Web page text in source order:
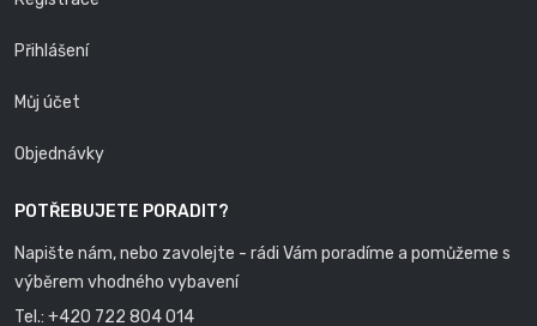
Přihlášení
Můj účet
Objednávky
POTŘEBUJETE PORADIT?
Napište nám, nebo zavolejte - rádi Vám poradíme a pomůžeme s
výběrem vhodného vybavení
Tel.: +420 722 804 014